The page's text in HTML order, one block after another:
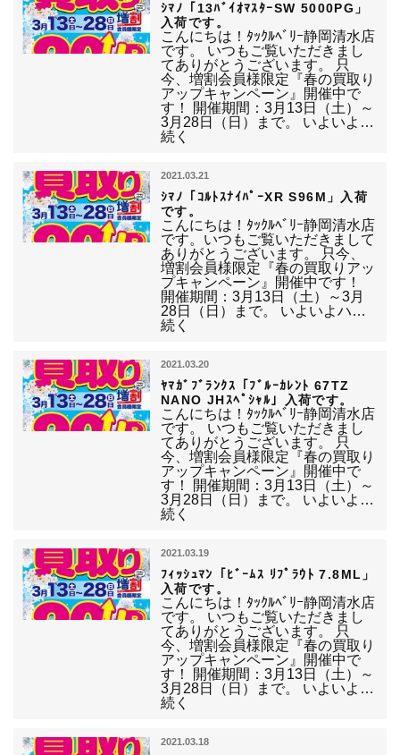
ｼﾏﾉ「13ﾊﾞｲｵﾏｽﾀｰSW 5000PG」
入荷です。
こんにちは！ﾀｯｸﾙﾍﾞﾘｰ静岡清水店
です。 いつもご覧いただきまし
てありがとうございます。 只
今、増割会員様限定『春の買取り
アップキャンペーン』開催中で
す！ 開催期間：3月13日（土）～
3月28日（日）まで。 いよいよ…
続く
2021.03.21
ｼﾏﾉ「ｺﾙﾄｽﾅｲﾊﾟｰXR S96M」入荷
です。
こんにちは！ﾀｯｸﾙﾍﾞﾘｰ静岡清水店
です。いつもご覧いただきまして
ありがとうございます。 只今、
増割会員様限定『春の買取りアッ
プキャンペーン』開催中です！
開催期間：3月13日（土）～3月
28日（日）まで。 いよいよハ…
続く
2021.03.20
ﾔﾏｶﾞﾌﾞﾗﾝｸｽ「ﾌﾞﾙｰｶﾚﾝﾄ 67TZ
NANO JHｽﾍﾟｼｬﾙ」入荷です。
こんにちは！ﾀｯｸﾙﾍﾞﾘｰ静岡清水店
です。 いつもご覧いただきまし
てありがとうございます。 只
今、増割会員様限定『春の買取り
アップキャンペーン』開催中で
す！ 開催期間：3月13日（土）～
3月28日（日）まで。 いよいよ…
続く
2021.03.19
ﾌｨｯｼｭﾏﾝ「ﾋﾞｰﾑｽ ﾘﾌﾟﾗｳﾄ 7.8ML」
入荷です。
こんにちは！ﾀｯｸﾙﾍﾞﾘｰ静岡清水店
です。 いつもご覧いただきまし
てありがとうございます。 只
今、増割会員様限定『春の買取り
アップキャンペーン』開催中で
す！ 開催期間：3月13日（土）～
3月28日（日）まで。 いよいよ…
続く
2021.03.18